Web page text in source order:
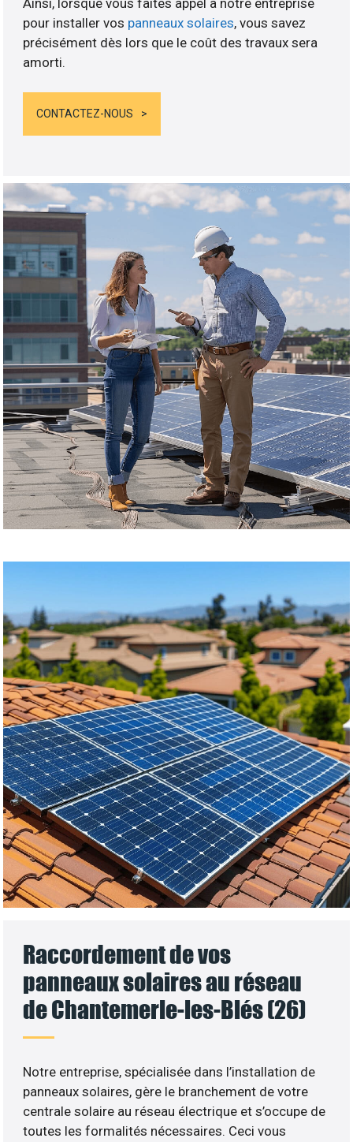
pour installer vos panneaux solaires, vous savez
précisément dès lors que le coût des travaux sera
amorti.
CONTACTEZ-NOUS
Raccordement de vos
panneaux solaires au réseau
de Chantemerle-les-Blés (26)
Notre entreprise, spécialisée dans l’installation de
panneaux solaires, gère le branchement de votre
centrale solaire au réseau électrique et s’occupe de
toutes les formalités nécessaires. Ceci vous